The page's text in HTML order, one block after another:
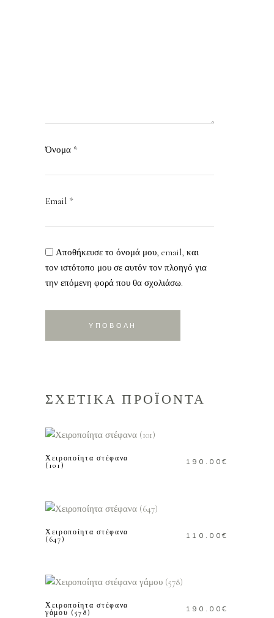
Όνομα *
Email *
Αποθήκευσε το όνομά μου, email, και
τον ιστότοπο μου σε αυτόν τον πλοηγό για
την επόμενη φορά που θα σχολιάσω.
ΣΧΕΤΙΚΑ ΠΡΟΪΟΝΤΑ
Χειροποίητα στέφανα
(101)
190.00€
Χειροποίητα στέφανα
(647)
110.00€
Χειροποίητα στέφανα
γάμου (578)
190.00€